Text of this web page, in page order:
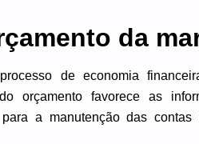
da
de economia
orçamento favorece as
a manutenção das